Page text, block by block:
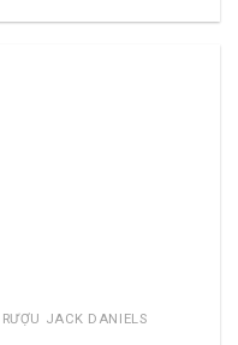
RƯỢU JACK DANIELS